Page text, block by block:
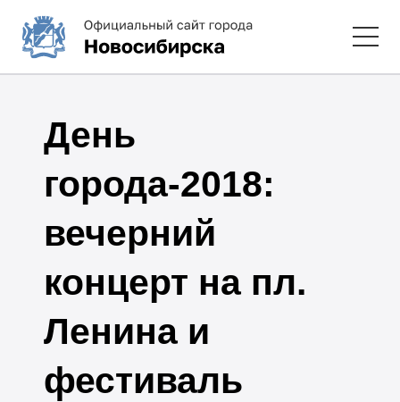
День
города-2018:
вечерний
концерт на пл.
Ленина и
фестиваль